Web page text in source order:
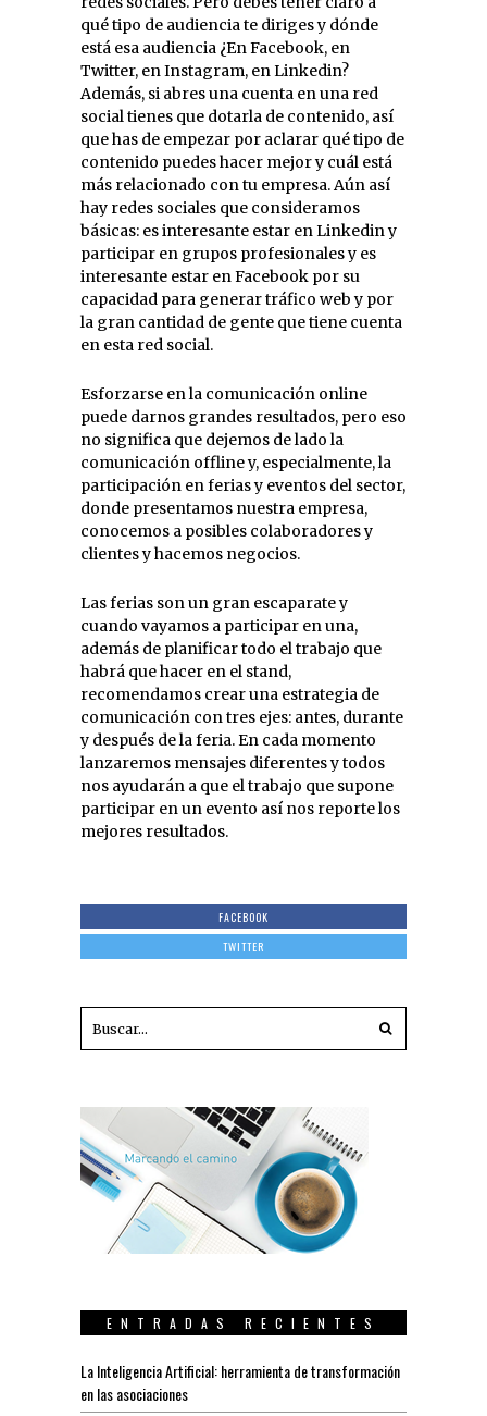
qué tipo de audiencia te diriges y dónde
está esa audiencia ¿En Facebook, en
Twitter, en Instagram, en Linkedin?
Además, si abres una cuenta en una red
social tienes que dotarla de contenido, así
que has de empezar por aclarar qué tipo de
contenido puedes hacer mejor y cuál está
más relacionado con tu empresa. Aún así
hay redes sociales que consideramos
básicas: es interesante estar en Linkedin y
participar en grupos profesionales y es
interesante estar en Facebook por su
capacidad para generar tráfico web y por
la gran cantidad de gente que tiene cuenta
en esta red social.
Esforzarse en la comunicación online
puede darnos grandes resultados, pero eso
no significa que dejemos de lado la
comunicación offline y, especialmente, la
participación en ferias y eventos del sector,
donde presentamos nuestra empresa,
conocemos a posibles colaboradores y
clientes y hacemos negocios.
Las ferias son un gran escaparate y
cuando vayamos a participar en una,
además de planificar todo el trabajo que
habrá que hacer en el stand,
recomendamos crear una estrategia de
comunicación con tres ejes: antes, durante
y después de la feria. En cada momento
lanzaremos mensajes diferentes y todos
nos ayudarán a que el trabajo que supone
participar en un evento así nos reporte los
mejores resultados.
FACEBOOK
TWITTER
ENTRADAS RECIENTES
La Inteligencia Artificial: herramienta de transformación
en las asociaciones